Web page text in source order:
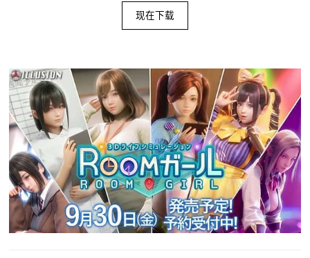
现在下载